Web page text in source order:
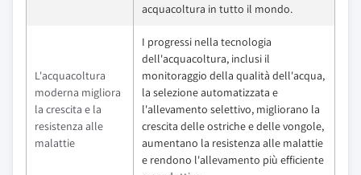
acquacoltura in tutto il mondo.
L'acquacoltura
moderna migliora
la crescita e la
resistenza alle
malattie
I progressi nella tecnologia
dell'acquacoltura, inclusi il
monitoraggio della qualità dell'acqua,
la selezione automatizzata e
l'allevamento selettivo, migliorano la
crescita delle ostriche e delle vongole,
aumentano la resistenza alle malattie
e rendono l'allevamento più efficiente